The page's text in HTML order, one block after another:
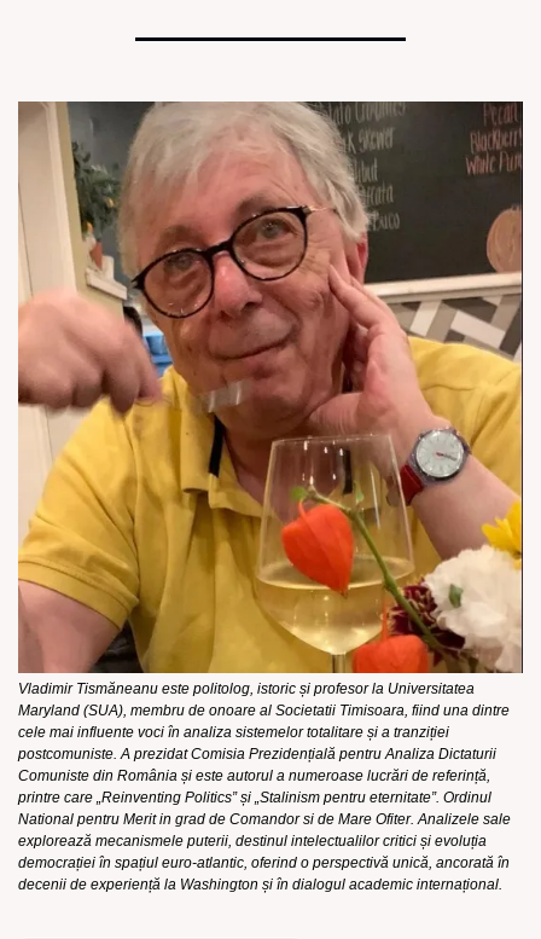
Vladimir Tismăneanu este politolog, istoric și profesor la Universitatea
Maryland (SUA), membru de onoare al Societatii Timisoara, fiind una dintre
cele mai influente voci în analiza sistemelor totalitare și a tranziției
postcomuniste. A prezidat Comisia Prezidențială pentru Analiza Dictaturii
Comuniste din România și este autorul a numeroase lucrări de referință,
printre care „Reinventing Politics” și „Stalinism pentru eternitate”. Ordinul
National pentru Merit in grad de Comandor si de Mare Ofiter. Analizele sale
explorează mecanismele puterii, destinul intelectualilor critici și evoluția
democrației în spațiul euro-atlantic, oferind o perspectivă unică, ancorată în
decenii de experiență la Washington și în dialogul academic internațional.